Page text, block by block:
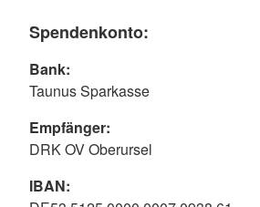
Spendenkonto:
Bank:
Taunus Sparkasse
Empfänger:
DRK OV Oberursel
IBAN: